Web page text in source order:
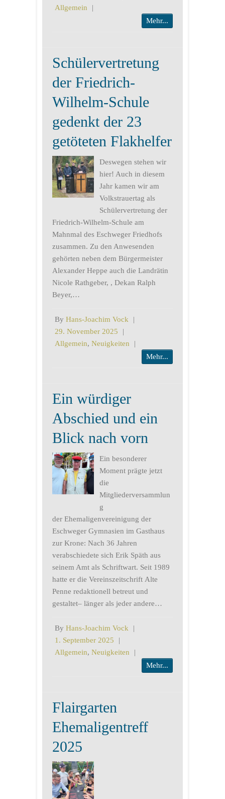
Allgemein
|
Mehr...
Schülervertretung
der Friedrich-
Wilhelm-Schule
gedenkt der 23
getöteten Flakhelfer
Deswegen stehen wir
hier! Auch in diesem
Jahr kamen wir am
Volkstrauertag als
Schülervertretung der
Friedrich-Wilhelm-Schule am
Mahnmal des Eschweger Friedhofs
zusammen. Zu den Anwesenden
gehörten neben dem Bürgermeister
Alexander Heppe auch die Landrätin
Nicole Rathgeber, , Dekan Ralph
Beyer,…
By Hans-Joachim Vock
|
29. November 2025
|
Allgemein, Neuigkeiten
|
Mehr...
Ein würdiger
Abschied und ein
Blick nach vorn
Ein besonderer
Moment prägte jetzt
die
Mitgliederversammlun
g
der Ehemaligenvereinigung der
Eschweger Gymnasien im Gasthaus
zur Krone: Nach 36 Jahren
verabschiedete sich Erik Späth aus
seinem Amt als Schriftwart. Seit 1989
hatte er die Vereinszeitschrift Alte
Penne redaktionell betreut und
gestaltet– länger als jeder andere…
By Hans-Joachim Vock
|
1. September 2025
|
Allgemein, Neuigkeiten
|
Mehr...
Flairgarten
Ehemaligentreff
2025